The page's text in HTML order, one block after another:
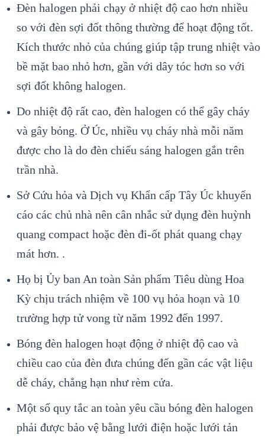
Đèn halogen phải chạy ở nhiệt độ cao hơn nhiều
so với đèn sợi đốt thông thường để hoạt động tốt.
Kích thước nhỏ của chúng giúp tập trung nhiệt vào
bề mặt bao nhỏ hơn, gần với dây tóc hơn so với
sợi đốt không halogen.
Do nhiệt độ rất cao, đèn halogen có thể gây cháy
và gây bỏng. Ở Úc, nhiều vụ cháy nhà mỗi năm
được cho là do đèn chiếu sáng halogen gắn trên
trần nhà.
Sở Cứu hỏa và Dịch vụ Khẩn cấp Tây Úc khuyến
cáo các chủ nhà nên cân nhắc sử dụng đèn huỳnh
quang compact hoặc đèn đi-ốt phát quang chạy
mát hơn. .
Họ bị Ủy ban An toàn Sản phẩm Tiêu dùng Hoa
Kỳ chịu trách nhiệm về 100 vụ hỏa hoạn và 10
trường hợp tử vong từ năm 1992 đến 1997.
Bóng đèn halogen hoạt động ở nhiệt độ cao và
chiều cao của đèn đưa chúng đến gần các vật liệu
dễ cháy, chẳng hạn như rèm cửa.
Một số quy tắc an toàn yêu cầu bóng đèn halogen
phải được bảo vệ bằng lưới điện hoặc lưới tản